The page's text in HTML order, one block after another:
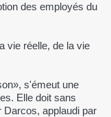
des employés du
vie réelle, de la vie
s'émeut une
Elle doit sans
applaudi par